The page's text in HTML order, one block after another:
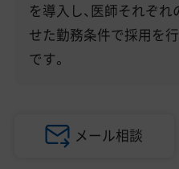
よくあるご質問
医師採用ご担当者様・その他
を導入し、医師それぞ
せた勤務条件で採用を
です。
メール相談